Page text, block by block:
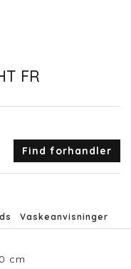
FR
Find forhandler
Vaskeanvisninger
cm